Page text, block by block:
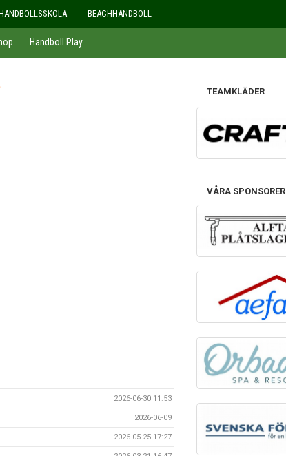
BEACHHANDBOLL
Handboll Play
2026-06-30 11:53
2026-06-09
2026-05-25 17:27
TEAMKLÄDER
VÅRA SPONSORER